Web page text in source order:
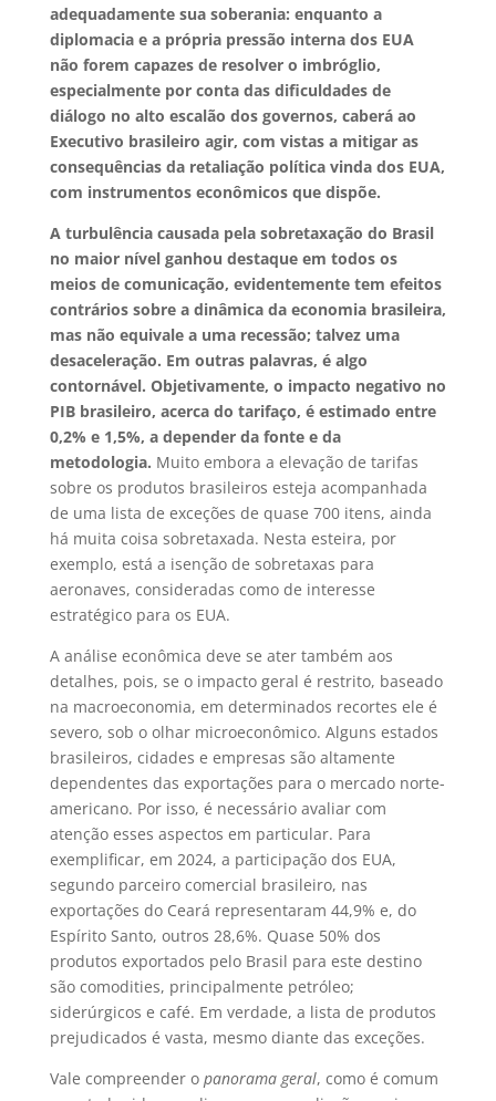
adequadamente sua soberania: enquanto a
diplomacia e a própria pressão interna dos EUA
não forem capazes de resolver o imbróglio,
especialmente por conta das dificuldades de
diálogo no alto escalão dos governos, caberá ao
Executivo brasileiro agir, com vistas a mitigar as
consequências da retaliação política vinda dos EUA,
com instrumentos econômicos que dispõe.
A turbulência causada pela sobretaxação do Brasil
no maior nível ganhou destaque em todos os
meios de comunicação, evidentemente tem efeitos
contrários sobre a dinâmica da economia brasileira,
mas não equivale a uma recessão; talvez uma
desaceleração. Em outras palavras, é algo
contornável. Objetivamente, o impacto negativo no
PIB brasileiro, acerca do tarifaço, é estimado entre
0,2% e 1,5%, a depender da fonte e da
metodologia. Muito embora a elevação de tarifas
sobre os produtos brasileiros esteja acompanhada
de uma lista de exceções de quase 700 itens, ainda
há muita coisa sobretaxada. Nesta esteira, por
exemplo, está a isenção de sobretaxas para
aeronaves, consideradas como de interesse
estratégico para os EUA.
A análise econômica deve se ater também aos
detalhes, pois, se o impacto geral é restrito, baseado
na macroeconomia, em determinados recortes ele é
severo, sob o olhar microeconômico. Alguns estados
brasileiros, cidades e empresas são altamente
dependentes das exportações para o mercado norte-
americano. Por isso, é necessário avaliar com
atenção esses aspectos em particular. Para
exemplificar, em 2024, a participação dos EUA,
segundo parceiro comercial brasileiro, nas
exportações do Ceará representaram 44,9% e, do
Espírito Santo, outros 28,6%. Quase 50% dos
produtos exportados pelo Brasil para este destino
são comodities, principalmente petróleo;
siderúrgicos e café. Em verdade, a lista de produtos
prejudicados é vasta, mesmo diante das exceções.
Vale compreender o panorama geral, como é comum